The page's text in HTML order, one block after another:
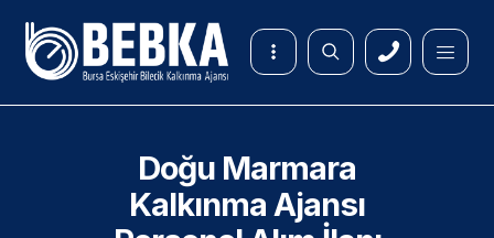
Doğu Marmara
Kalkınma Ajansı